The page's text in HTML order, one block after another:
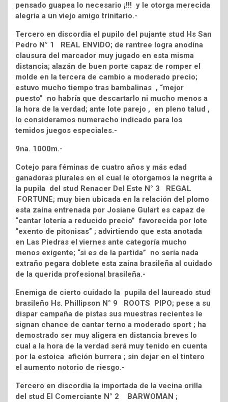
pensado guapea lo necesario ¡!!! y le otorga merecida
alegría a un viejo amigo trinitario.-
Tercero en discordia el pupilo del pujante stud Hs San
Pedro N° 1 REAL ENVIDO; de rantree logra anodina
clausura del marcador muy jugado en esta misma
distancia; alazán de buen porte capaz de romper el
molde en la tercera de cambio a moderado precio;
estuvo mucho tiempo tras bambalinas , “mejor
puesto” no habría que descartarlo ni mucho menos a
la hora de la verdad; ante lote parejo , en pleno talud ,
lo consideramos numeracho indicado para los
temidos juegos especiales.-
9na. 1000m.-
Cotejo para féminas de cuatro años y más edad
ganadoras plurales en el cual le otorgamos la negrita a
la pupila del stud Renacer Del Este N° 3 REGAL
FORTUNE; muy bien ubicada en la relación del plomo
esta zaina entrenada por Josiane Gulart es capaz de
“cantar lotería a reducido precio” favorecida por lote
“exento de pitonisas” ; advirtiendo que esta anotada
en Las Piedras el viernes ante categoría mucho
menos exigente; “si es de la partida” no sería nada
extraño pegara doblete esta zaina brasileña al cuidado
de la querida profesional brasileña.-
Enemiga de cierto cuidado la pupila del laureado stud
brasileño Hs. Phillipson N° 9 ROOTS PIPO; pese a su
dispar campaña de pistas sus muestras recientes le
signan chance de cantar terno a moderado sport ; ha
demostrado ser muy aligera en distancia breves lo
cual a la hora de la verdad será muy tenido en cuenta
por la estoica afición burrera ; sin dejar en el tintero
el aumento notorio de riesgo.-
Tercero en discordia la importada de la vecina orilla
del stud El Comerciante N° 2 BARWOMAN ;